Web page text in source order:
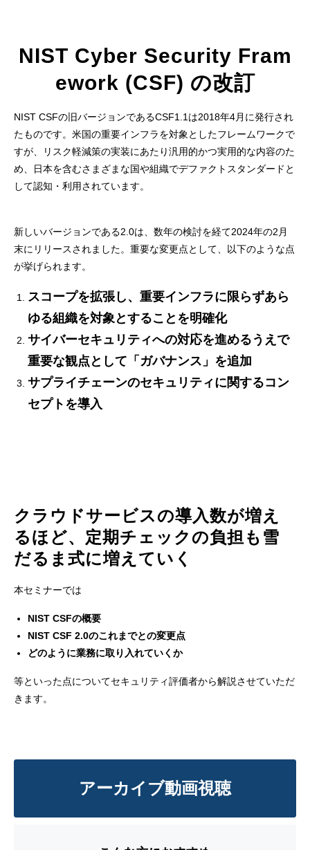
NIST Cyber Security Fram
ework (CSF) の改訂
NIST CSFの旧バージョンであるCSF1.1は2018年4月に発行され
たものです。米国の重要インフラを対象としたフレームワークで
すが、リスク軽減策の実装にあたり汎用的かつ実用的な内容のた
め、日本を含むさまざまな国や組織でデファクトスタンダードと
して認知・利用されています。
新しいバージョンである2.0は、数年の検討を経て2024年の2月
末にリリースされました。重要な変更点として、以下のような点
が挙げられます。
スコープを拡張し、重要インフラに限らずあら
ゆる組織を対象とすることを明確化
サイバーセキュリティへの対応を進めるうえで
重要な観点として「ガバナンス」を追加
サプライチェーンのセキュリティに関するコン
セプトを導入
クラウドサービスの導入数が増え
るほど、定期チェックの負担も雪
だるま式に増えていく
本セミナーでは
NIST CSFの概要
NIST CSF 2.0のこれまでとの変更点
どのように業務に取り入れていくか
等といった点についてセキュリティ評価者から解説させていただ
きます。
アーカイブ動画視聴